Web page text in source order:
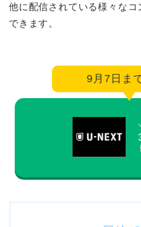
他に配信されている様々な
できます。
9月7日ま